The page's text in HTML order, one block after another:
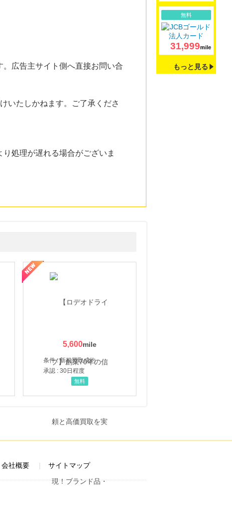
広告主サイト側へ直接お問い合
いたしかねます。ご了承くださ
処理が遅れる場合がございま
5,600
条件 : 新規買取成約
承認 : 30日程度
無料
無料
31,999mile
もっと見る
会社概要 サイトマップ